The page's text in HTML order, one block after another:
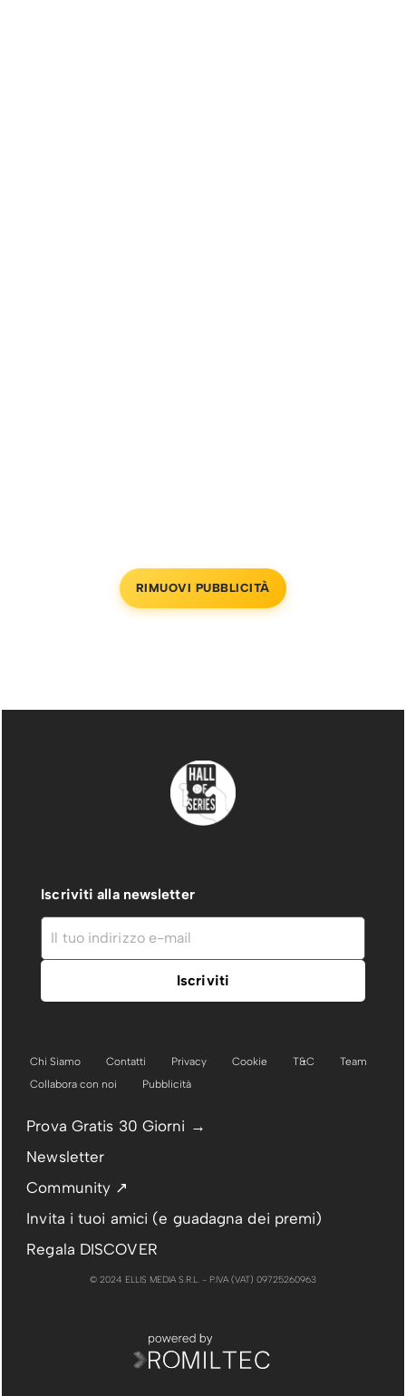
RIMUOVI PUBBLICITÀ
Iscriviti alla newsletter
Chi Siamo Contatti Privacy Cookie T&C
Team
Collabora con noi
Pubblicità
Prova Gratis 30 Giorni →
Newsletter
Community ↗
Invita i tuoi amici (e guadagna dei premi)
Regala DISCOVER
© 2024 ELLIS MEDIA S.R.L. - P.IVA (VAT) 09725260963